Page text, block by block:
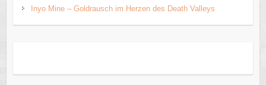
Inyo Mine – Goldrausch im Herzen des Death Valleys